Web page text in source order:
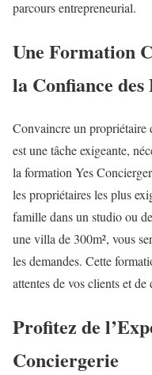
parcours entrepreneurial.
Une Formation
la Confiance
Convaincre un propriétaire
est une tâche exigeante,
la formation Yes
les propriétaires les plus
famille dans un studio ou
une villa de 300m², vous
les demandes. Cette
attentes de vos clients et de
Profitez de
Conciergerie